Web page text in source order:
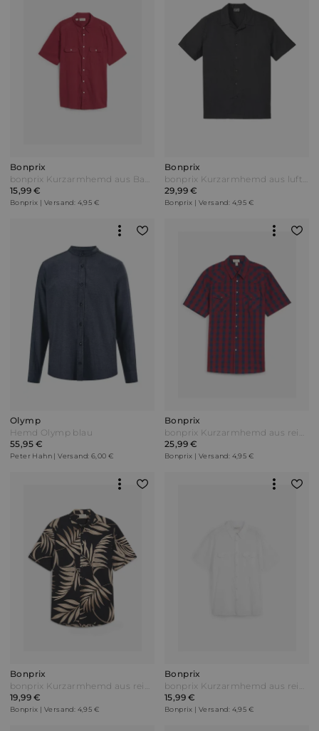
Bonprix
bonprix Kurzarmhemd aus Baumwolle in Regular Fit Rot
15,99 €
Bonprix | Versand: 4,95 €
Bonprix
bonprix Kurzarmhemd aus luftigem Leinen-Mix Loose Fit Schwarz
29,99 €
Bonprix | Versand: 4,95 €
Olymp
Hemd Olymp blau
55,95 €
Peter Hahn | Versand: 6,00 €
Bonprix
bonprix Kurzarmhemd aus reiner Baumwolle Rot
25,99 €
Bonprix | Versand: 4,95 €
Bonprix
bonprix Kurzarmhemd aus reiner Bio-Baumwolle Schwarz
19,99 €
Bonprix | Versand: 4,95 €
Bonprix
bonprix Kurzarmhemd aus reiner Baumwolle Weiß
15,99 €
Bonprix | Versand: 4,95 €